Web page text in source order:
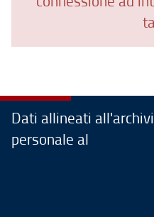
Dati allineati
personale al